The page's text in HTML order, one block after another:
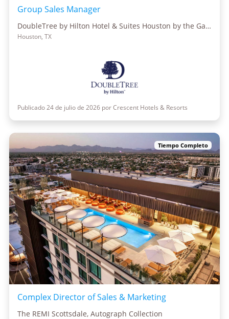
Group Sales Manager
DoubleTree by Hilton Hotel & Suites Houston by the Galleria
Houston, TX
Publicado 24 de julio de 2026 por Crescent Hotels & Resorts
Tiempo Completo
Complex Director of Sales & Marketing
The REMI Scottsdale, Autograph Collection